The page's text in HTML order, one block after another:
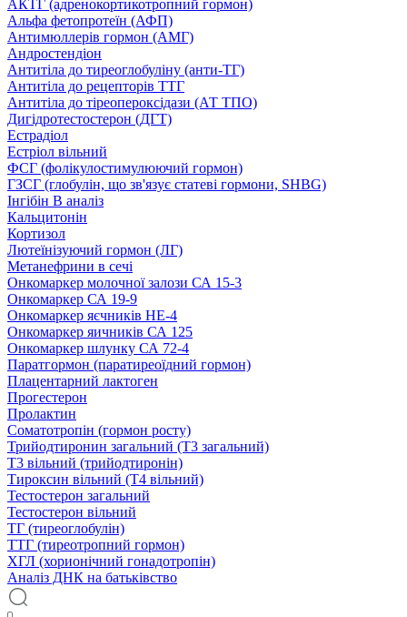
АКТГ (адренокортикотропний гормон)
Альфа фетопротеїн (АФП)
Антимюллерів гормон (АМГ)
Андростендіон
Антитіла до тиреоглобуліну (анти-ТГ)
Антитіла до рецепторів ТТГ
Антитіла до тіреопероксідази (АТ ТПО)
Дигідротестостерон (ДГТ)
Естрадіол
Естріол вільний
ФСГ (фолікулостимулюючий гормон)
ГЗСГ (глобулін, що зв'язує статеві гормони, SHBG)
Інгібін B аналіз
Кальцитонін
Кортизол
Лютеїнізуючий гормон (ЛГ)
Метанефрини в сечі
Онкомаркер молочної залози СА 15-3
Онкомаркер СА 19-9
Онкомаркер яєчників НЕ-4
Онкомаркер яичників СА 125
Онкомаркер шлунку СА 72-4
Паратгормон (паратиреоїдний гормон)
Плацентарний лактоген
Прогестерон
Пролактин
Соматотропін (гормон росту)
Трийодтиронин загальний (Т3 загальний)
Т3 вільний (трийодтиронін)
Тироксин вільний (Т4 вільний)
Тестостерон загальний
Тестостерон вільний
ТГ (тиреоглобулін)
ТТГ (тиреотропний гормон)
ХГЛ (хорионічний гонадотропін)
Аналіз ДНК на батьківство